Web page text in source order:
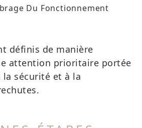
Du Fonctionnement
définis de manière
attention prioritaire portée
sécurité et à la